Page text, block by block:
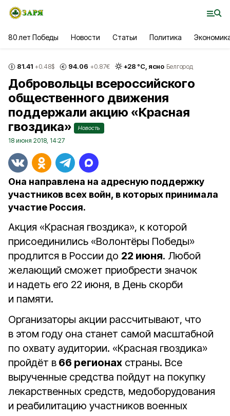
80 лет Победы Новости Статьи Политика
81.41 +0.48$ 94.06 +0.87€ +28 °С, ясно Белгород
Добровольцы всероссийского
общественного движения
поддержали акцию «Красная
гвоздика»
Новость
18 июня 2018, 14:27
Она направлена на адресную поддержку
участников всех войн, в которых принимала
участие Россия.
Акция «Красная гвоздика», к которой
присоединились «Волонтёры Победы»
продлится в России до 22 июня. Любой
желающий сможет приобрести значок
и надеть его 22 июня, в День скорби
и памяти.
Организаторы акции рассчитывают, что
в этом году она станет самой масштабной
по охвату аудитории. «Красная гвоздика»
пройдёт в 66 регионах страны. Все
вырученные средства пойдут на покупку
лекарственных средств, медоборудования
и реабилитацию участников военных